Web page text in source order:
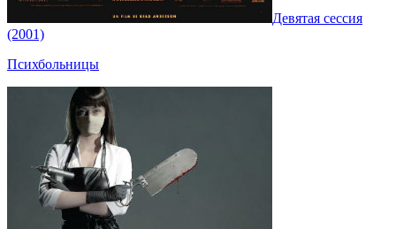
Девятая сессия
(2001)
Психбольницы